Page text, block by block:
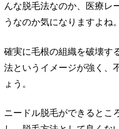
んな脱毛法なのか、医療レ
うなのか気になりますよね。
確実に毛根の組織を破壊す
法というイメージが強く、
ょう。
ニードル脱毛ができるとこ